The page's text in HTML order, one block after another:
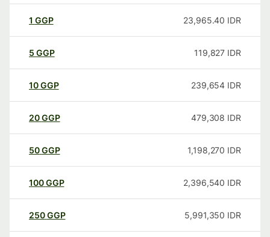
1 GGP 23,965.40 IDR
5 GGP 119,827 IDR
10GGP 239,654 IDR
20GGP 479,308 IDR
50GGP 1,198,270 IDR
100GGP 2,396,540 IDR
250GGP 5,991,350 IDR